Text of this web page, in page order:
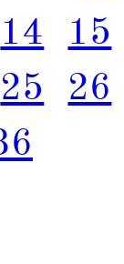
14
15
25
26